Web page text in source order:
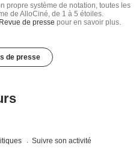
propre système de notation, toutes les
de AlloCiné, de 1 à 5 étoiles.
Revue de presse pour en savoir plus.
de presse
Suivre son activité